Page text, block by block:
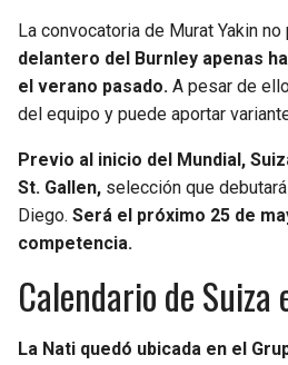
La convocatoria de Murat Yakin
delantero del Burnley apenas
el verano pasado. A pesar de
del equipo y puede aportar
Previo al inicio del Mundial,
St. Gallen, selección que
Diego. Será el próximo 25 de
competencia.
Calendario de
La Nati quedó ubicada en el